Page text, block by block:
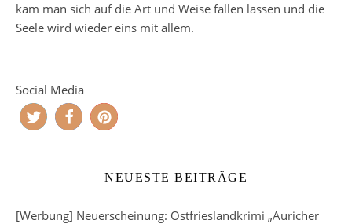
kam man sich auf die Art und Weise fallen lassen und die
Seele wird wieder eins mit allem.
Social Media
NEUESTE BEITRÄGE
[Werbung] Neuerscheinung: Ostfrieslandkrimi „Auricher